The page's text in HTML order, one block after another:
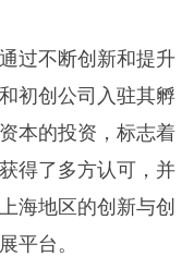
过不断创新和提升
初创公司入驻其孵
本的投资，标志着
得了多方认可，并
海地区的创新与创
平台。